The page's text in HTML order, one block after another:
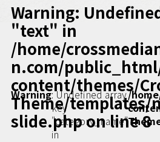
ビジネスアスリートのた
コンディショニング
編集4.0
その他
ラジオ
Podcast番組
「ビジネス・ブック・アカデ
Podcast番組
Warning:
"text" in
/home/
n.com/
content/themes/
Theme/templates/
slide.phpon line8
Warning: Undefined array
key
"category_name"
in
/